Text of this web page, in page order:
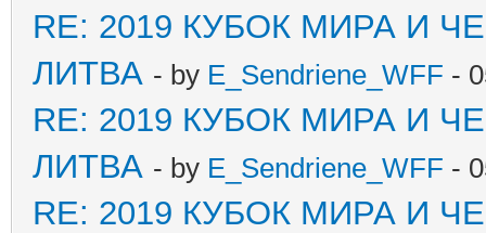
RE: 2019 КУБОК МИРА И
ЛИТВА - by E_Sendriene_WFF -
RE: 2019 КУБОК МИРА И
ЛИТВА - by E_Sendriene_WFF -
RE: 2019 КУБОК МИРА И